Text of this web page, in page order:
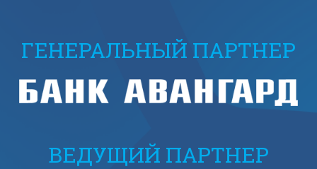
ГЕНЕРАЛЬНЫЙ ПАРТНЕР
ВЕДУЩИЙ ПАРТНЕР